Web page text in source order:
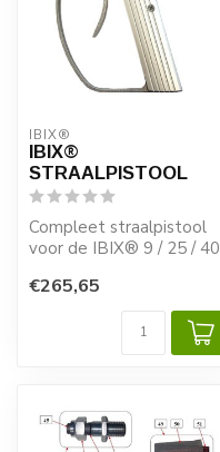
IBIX®
IBIX®
STRAALPISTOOL
Compleet straalpistool
voor de IBIX® 9 / 25 / 40
€265,65